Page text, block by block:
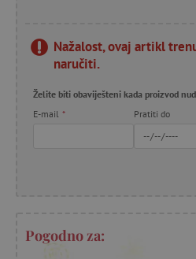
Nažalost, ovaj artikl
naručiti.
Želite biti obaviješteni kada proizvod
E-mail * Pratiti do
Pogodno za: